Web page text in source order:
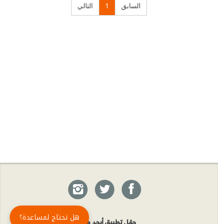
السابق 1 التالي
حمّل تطبيق أبجد مجاناًهل تحتاج لمساعدة؟